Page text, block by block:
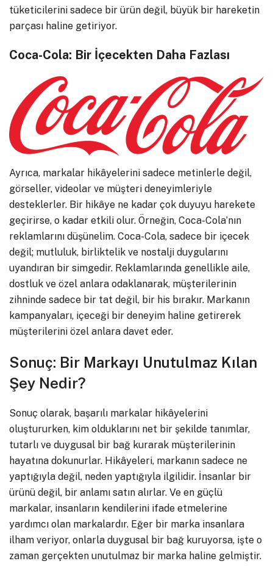
tüketicilerini sadece bir ürün değil, büyük bir hareketin
parçası haline getiriyor.
Coca-Cola: Bir İçecekten Daha Fazlası
Ayrıca, markalar hikâyelerini sadece metinlerle değil,
görseller, videolar ve müşteri deneyimleriyle
desteklerler. Bir hikâye ne kadar çok duyuyu harekete
geçirirse, o kadar etkili olur. Örneğin, Coca-Cola’nın
reklamlarını düşünelim. Coca-Cola, sadece bir içecek
değil; mutluluk, birliktelik ve nostalji duygularını
uyandıran bir simgedir. Reklamlarında genellikle aile,
dostluk ve özel anlara odaklanarak, müşterilerinin
zihninde sadece bir tat değil, bir his bırakır. Markanın
kampanyaları, içeceği bir deneyim haline getirerek
müşterilerini özel anlara davet eder.
Sonuç: Bir Markayı Unutulmaz Kılan
Şey Nedir?
Sonuç olarak, başarılı markalar hikâyelerini
oluştururken, kim olduklarını net bir şekilde tanımlar,
tutarlı ve duygusal bir bağ kurarak müşterilerinin
hayatına dokunurlar. Hikâyeleri, markanın sadece ne
yaptığıyla değil, neden yaptığıyla ilgilidir. İnsanlar bir
ürünü değil, bir anlamı satın alırlar. Ve en güçlü
markalar, insanların kendilerini ifade etmelerine
yardımcı olan markalardır. Eğer bir marka insanlara
ilham veriyor, onlarla duygusal bir bağ kuruyorsa, işte o
zaman gerçekten unutulmaz bir marka haline gelmiştir.